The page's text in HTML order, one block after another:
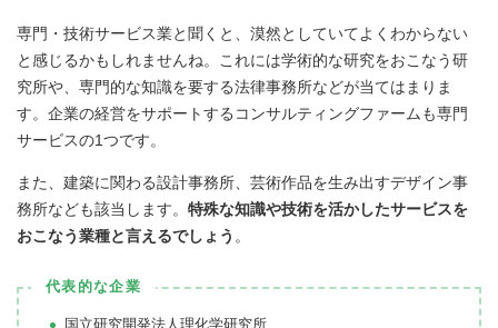
専門・技術サービス業と聞くと、漠然としていてよくわからない
と感じるかもしれませんね。これには学術的な研究をおこなう研
究所や、専門的な知識を要する法律事務所などが当てはまりま
す。企業の経営をサポートするコンサルティングファームも専門
サービスの1つです。
また、建築に関わる設計事務所、芸術作品を生み出すデザイン事
務所なども該当します。 特殊な知識や技術を活かしたサービスを
おこなう業種と言えるでしょう 。
代表的な企業
国立研究開発法人理化学研究所